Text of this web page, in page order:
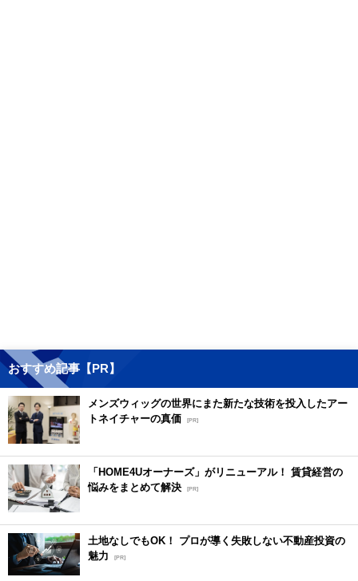
おすすめ記事【PR】
メンズウィッグの世界にまた新たな技術を投入したアー
トネイチャーの真価 [PR]
「HOME4Uオーナーズ」がリニューアル！ 賃貸経営の
悩みをまとめて解決 [PR]
土地なしでもOK！ プロが導く失敗しない不動産投資の
魅力
[PR]